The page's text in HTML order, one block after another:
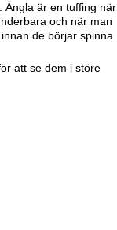
Ängla är en tuffing när
och när man
de börjar spinna
att se dem i störe